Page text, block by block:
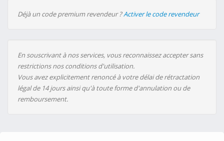
Déjà un code premium revendeur ?Activer le code revendeur
En souscrivant à nos services, vous reconnaissez accepter sans
restrictions nos conditions d'utilisation.
Vous avez explicitement renoncé à votre délai de rétractation
légal de 14 jours ainsi qu'à toute forme d'annulation ou de
remboursement.